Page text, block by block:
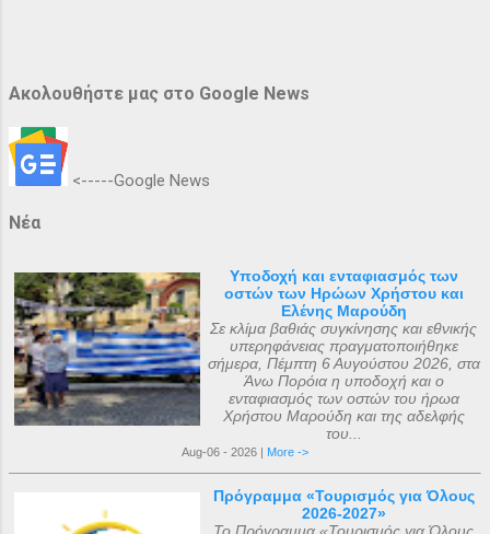
Ακολουθήστε μας στο Google News
<-----Google News
Νέα
Υποδοχή και ενταφιασμός των
οστών των Ηρώων Χρήστου και
Ελένης Μαρούδη
Σε κλίμα βαθιάς συγκίνησης και εθνικής
υπερηφάνειας πραγματοποιήθηκε
σήμερα, Πέμπτη 6 Αυγούστου 2026, στα
Άνω Πορόια η υποδοχή και ο
ενταφιασμός των οστών του ήρωα
Χρήστου Μαρούδη και της αδελφής
του...
Aug-06 - 2026 | More ->
Πρόγραμμα «Τουρισμός για Όλους
2026-2027»
Το Πρόγραμμα «Τουρισμός για Όλους